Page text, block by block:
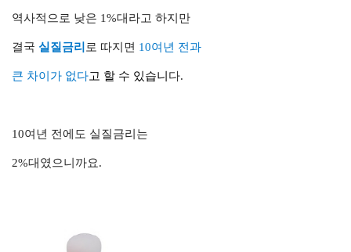
역사적으로 낮은 1%대라고 하지만
결국 실질금리 로 따지면 10여년 전과
큰 차이가 없다고 할 수 있습니다.
10여년 전에도 실질금리는
2%대였으니까요.